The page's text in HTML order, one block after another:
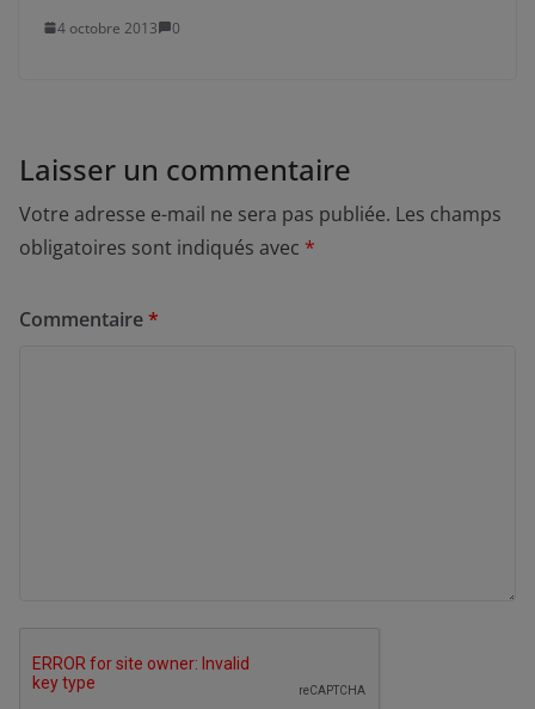
4 octobre 2013 0
Laisser un commentaire
Votre adresse e-mail ne sera pas publiée. Les champs
obligatoires sont indiqués avec *
Commentaire*